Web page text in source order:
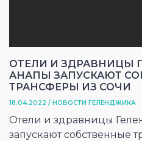
ОТЕЛИ И ЗДРАВНИЦЫ
АНАПЫ ЗАПУСКАЮТ
ТРАНСФЕРЫ ИЗ СОЧИ
18.04.2022 / НОВОСТИ ГЕЛЕНДЖИКА
Отели и здравницы
запускают собственные